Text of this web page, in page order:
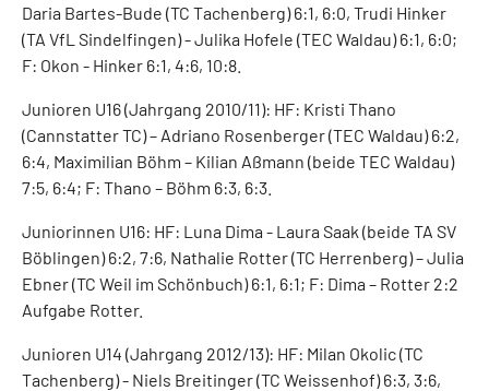
Daria Bartes-Bude (TC Tachenberg) 6:1, 6:0, Trudi Hinker
(TA VfL Sindelfingen) - Julika Hofele (TEC Waldau) 6:1, 6:0;
F: Okon - Hinker 6:1, 4:6, 10:8.
Junioren U16 (Jahrgang 2010/11): HF: Kristi Thano
(Cannstatter TC) – Adriano Rosenberger (TEC Waldau) 6:2,
6:4, Maximilian Böhm – Kilian Aßmann (beide TEC Waldau)
7:5, 6:4; F: Thano – Böhm 6:3, 6:3.
Juniorinnen U16: HF: Luna Dima - Laura Saak (beide TA SV
Böblingen) 6:2, 7:6, Nathalie Rotter (TC Herrenberg) – Julia
Ebner (TC Weil im Schönbuch) 6:1, 6:1; F: Dima – Rotter 2:2
Aufgabe Rotter.
Junioren U14 (Jahrgang 2012/13): HF: Milan Okolic (TC
Tachenberg) - Niels Breitinger (TC Weissenhof) 6:3, 3:6,